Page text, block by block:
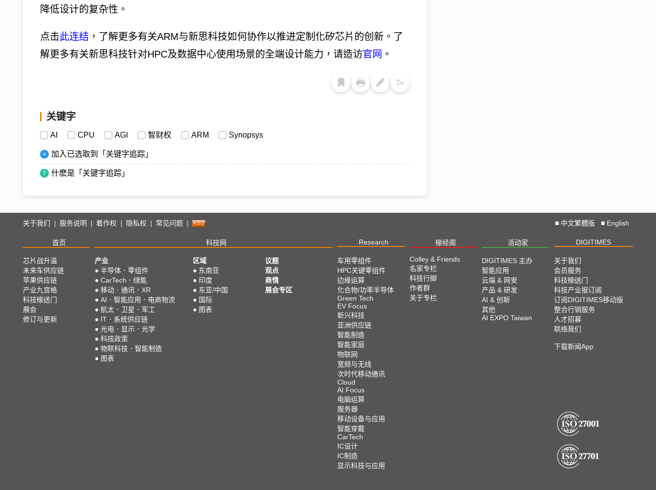
降低设计的复杂性。
点击此连结 ，了解更多有关ARM与新思科技如何协作以推进定制化矽芯片的创新。了
解更多有关新思科技针对HPC及数据中心使用场景的全端设计能力，请造访官网 。
关键字
AI CPU AGI 智财权 ARM Synopsys
加入已选取到「关键字追踪」
什麽是「关键字追踪」
关于我们 服务说明 着作权 隐私权 常见问题 ■ 中文繁體版 ■ English
首页 科技网 Research 椽经阁 活动家 DIGITIMES
芯片战升温
未来车供应链
苹果供应链
产业九宫格
科技椽送门
展会
修订与更新
产业
● 半导体．零组件
● CarTech．绿能
● 移动．通讯．XR
● AI．智能应用．电商物流
● 航太．卫星．军工
● IT．系统供应链
● 光电．显示．光学
● 科技政策
● 物联科技．智能制造
● 图表
区域
● 东南亚
● 印度
● 东亚/中国
● 国际
● 图表
议题
观点
商情
展会专区
车用零组件
HPC关键零组件
边缘运算
化合物/功率半导体
Green Tech
EV Focus
新兴科技
亚洲供应链
智能制造
智能家庭
物联网
宽频与无线
次时代移动通讯
Cloud
AI Focus
电脑运算
服务器
移动设备与应用
智能穿戴
CarTech
IC设计
IC制造
显示科技与应用
Colley & Friends
名家专栏
科技行脚
作者群
关于专栏
DIGITIMES 主办
智能应用
云端 & 网安
产品 & 研发
AI & 创新
其他
AI EXPO Taiwan
关于我们
会员服务
科技椽送门
科技产业报订阅
订阅DIGITIMES移动版
整合行销服务
人才招募
联络我们
下载新闻App